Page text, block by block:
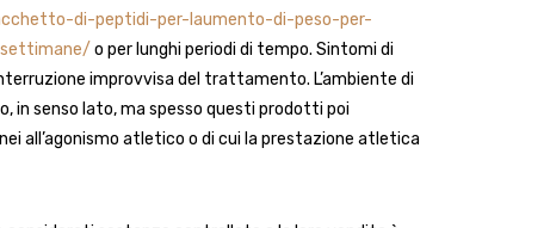
di-peptidi-per-laumento-di-peso-per-
o per lunghi periodi di tempo. Sintomi di
improvvisa del trattamento. L’ambiente di
in senso lato, ma spesso questi prodotti poi
all’agonismo atletico o di cui la prestazione atletica